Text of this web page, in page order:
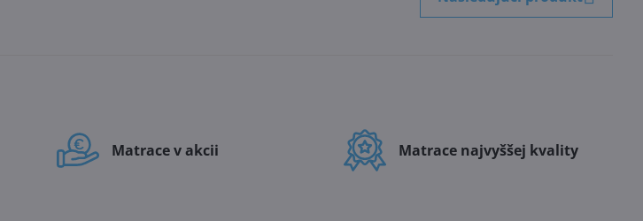
Matrace v akcii Matrace najvyššej kvality